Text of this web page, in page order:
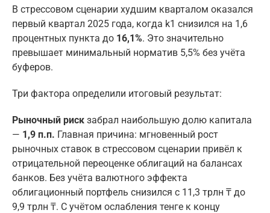
В стрессовом сценарии худшим кварталом оказался
первый квартал 2025 года, когда k1 снизился на 1,6
процентных пункта до 16,1%. Это значительно
превышает минимальный норматив 5,5% без учёта
буферов.
Три фактора определили итоговый результат:
Рыночный риск забрал наибольшую долю капитала
— 1,9 п.п. Главная причина: мгновенный рост
рыночных ставок в стрессовом сценарии привёл к
отрицательной переоценке облигаций на балансах
банков. Без учёта валютного эффекта
облигационный портфель снизился с 11,3 трлн ₸ до
9,9 трлн ₸. С учётом ослабления тенге к концу